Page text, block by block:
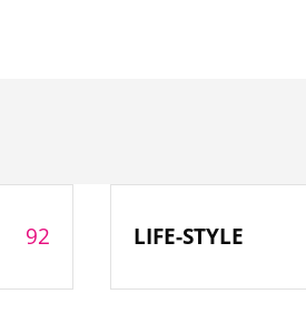
92 LIFE-STYLE